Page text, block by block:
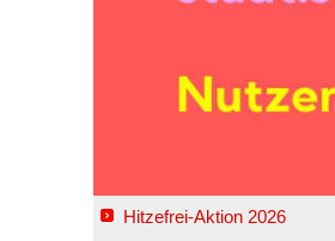
Hitzefrei-Aktion 2026